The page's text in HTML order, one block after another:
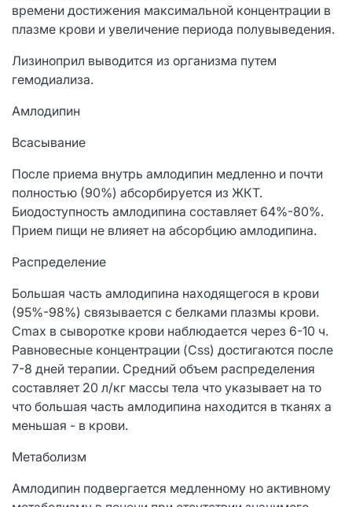
времени достижения максимальной концентрации в
плазме крови и увеличение периода полувыведения.
Лизиноприл выводится из организма путем
гемодиализа.
Амлодипин
Всасывание
После приема внутрь амлодипин медленно и почти
полностью (90%) абсорбируется из ЖКТ.
Биодоступность амлодипина составляет 64%-80%.
Прием пищи не влияет на абсорбцию амлодипина.
Распределение
Большая часть амлодипина находящегося в крови
(95%-98%) связывается с белками плазмы крови.
Сmах в сыворотке крови наблюдается через 6-10 ч.
Равновесные концентрации (Css) достигаются после
7-8 дней терапии. Средний объем распределения
составляет 20 л/кг массы тела что указывает на то
что большая часть амлодипина находится в тканях а
меньшая - в крови.
Метаболизм
Амлодипин подвергается медленному но активному